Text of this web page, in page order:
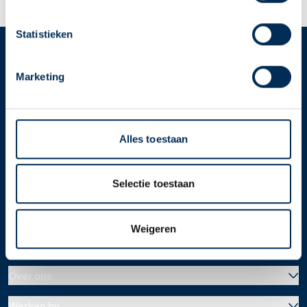
Statistieken
Marketing
Alles toestaan
Selectie toestaan
Weigeren
Vind je apotheek
Download de app 📲
Alle Service Apotheken
Contact
Over ons